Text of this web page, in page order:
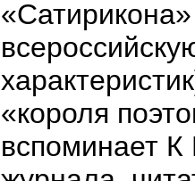
«короля
вспоминает